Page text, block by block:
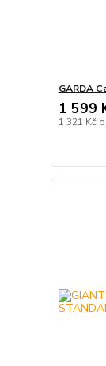
GARDA
1 599
1 321 Kč